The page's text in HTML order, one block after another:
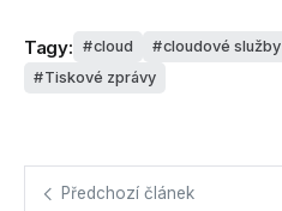
Tagy: cloud cloudové služby
Tiskové zprávy
Předchozí článek